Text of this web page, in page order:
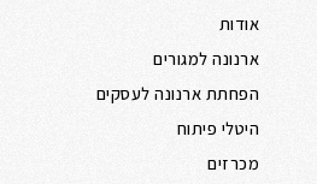
אודות
ארנונה למגורים
הפחתת ארנונה לעסקים
היטלי פיתוח
מכרזים